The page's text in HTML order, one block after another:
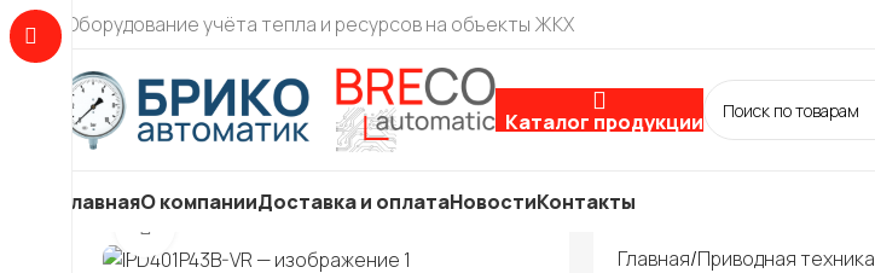
Оборудование учёта тепла и ресурсов на объекты ЖКХ
Каталог продукции
ГлавнаяО компанииДоставка и оплатаНовостиКонтакты
Главная Приводная техника